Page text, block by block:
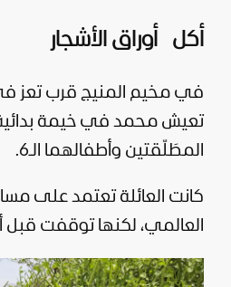
أكل أوراق الأشجار
في مخيم المنيج قرب تعز
تعيش محمد في خيمة بدائية
المطَلّقتين وأطفالهما الـ6.
كانت العائلة تعتمد على
العالمي، لكنها توقفت قبل أكثر